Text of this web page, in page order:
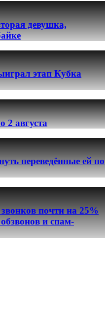
девушка,
этап Кубка
2 августа
переведённые ей по
почти на 25%
и спам-